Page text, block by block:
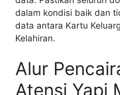
dalam kondisi baik dan
data antara Kartu
Kelahiran.
Alur
Atensi Yapi